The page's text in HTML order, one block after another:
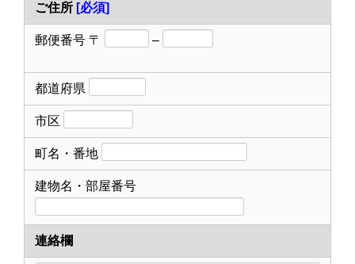
ご住所 [必須]
郵便番号 〒 –
都道府県
市区
町名・番地
建物名・部屋番号
連絡欄